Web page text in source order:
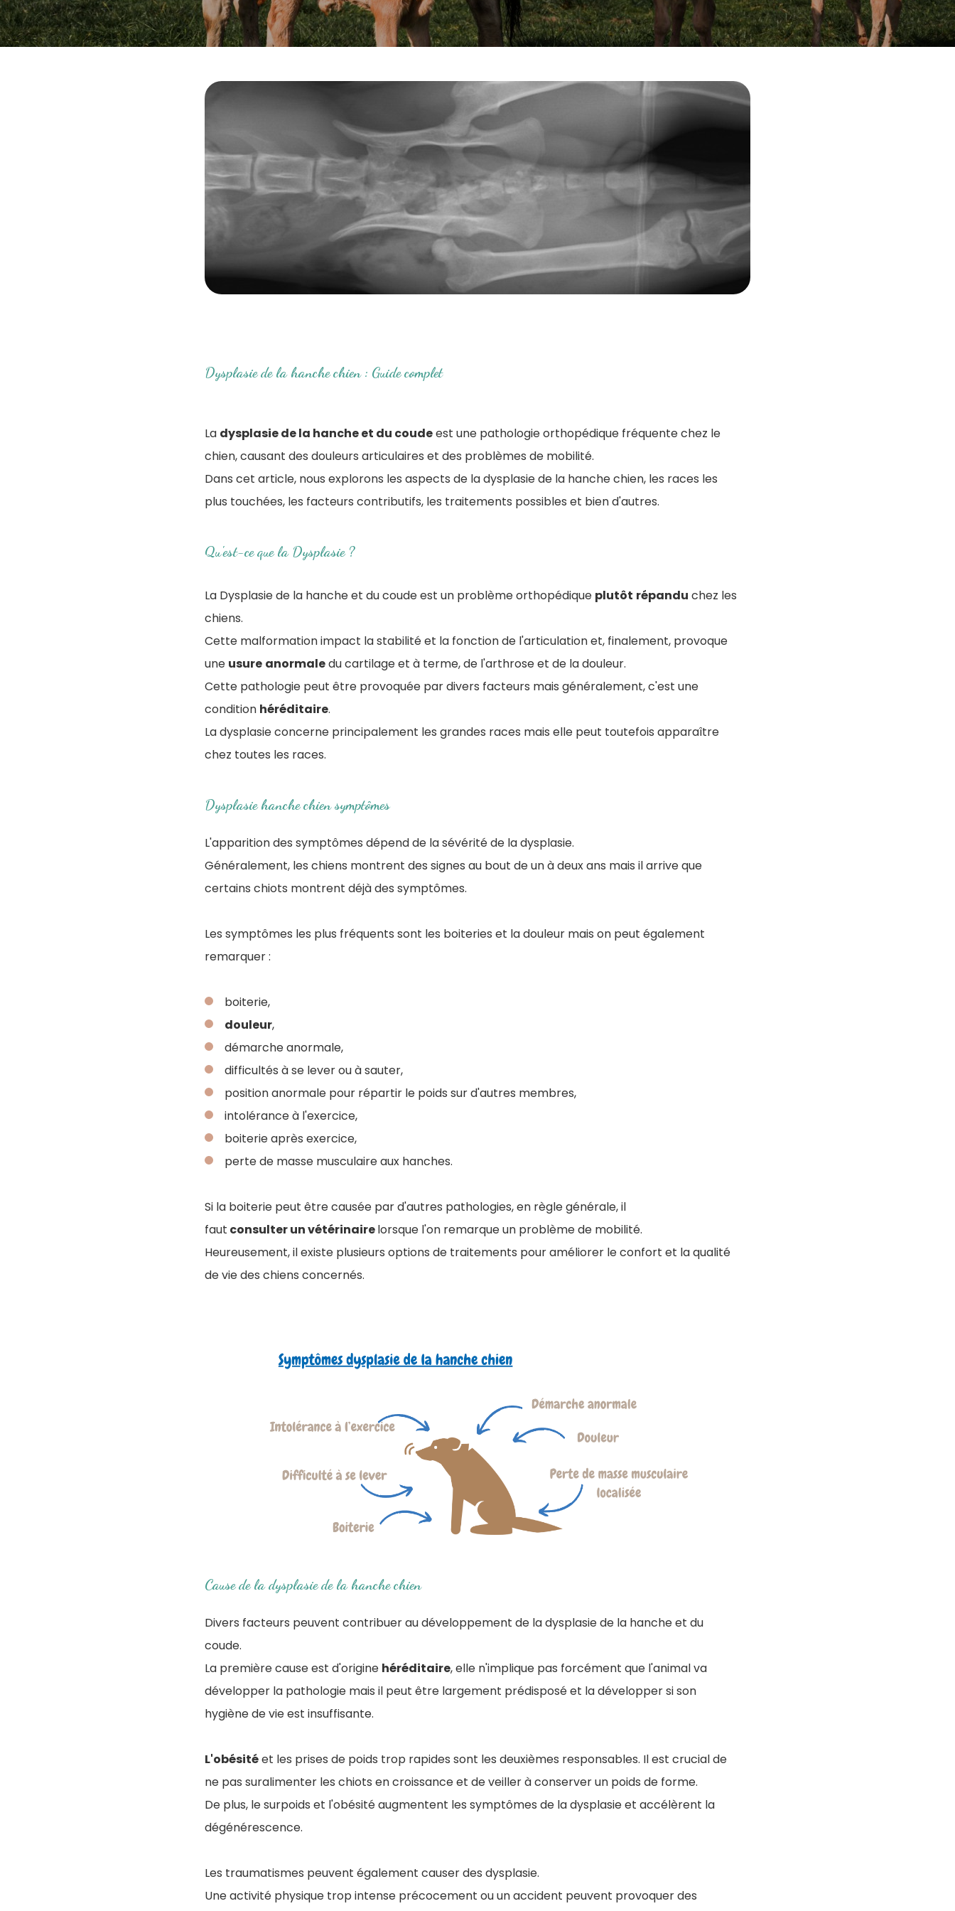
Dysplasie de la hanche chien : Guide complet
La dysplasie de la hanche et du coudeest une pathologie orthopédique fréquente chez le
chien, causant des douleurs articulaires et des problèmes de mobilité.
Dans cet article, nous explorons les aspects de la dysplasie de la hanche chien, les races les
plus touchées, les facteurs contributifs, les traitements possibles et bien d'autres.
Qu'est-ce que la Dysplasie ?
La Dysplasie de la hanche et du coude est un problème orthopédique plutôt répandu chez les
chiens.
Cette malformation impact la stabilité et la fonction de l'articulation et, finalement, provoque
une usure anormaledu cartilage et à terme, de l'arthrose et de la douleur.
Cette pathologie peut être provoquée par divers facteurs mais généralement, c'est une
condition héréditaire.
La dysplasie concerne principalement les grandes races mais elle peut toutefois apparaître
chez toutes les races.
Dysplasie hanche chien symptômes
L'apparition des symptômes dépend de la sévérité de la dysplasie.
Généralement, les chiens montrent des signes au bout de un à deux ans mais il arrive que
certains chiots montrent déjà des symptômes.
Les symptômes les plus fréquents sont les boiteries et la douleur mais on peut également
remarquer :
boiterie,
douleur,
démarche anormale,
difficultés à se lever ou à sauter,
position anormale pour répartir le poids sur d'autres membres,
intolérance à l'exercice,
boiterie après exercice,
perte de masse musculaire aux hanches.
Si la boiterie peut être causée par d'autres pathologies, en règle générale, il
faut consulter un vétérinairelorsque l'on remarque un problème de mobilité.
Heureusement, il existe plusieurs options de traitements pour améliorer le confort et la qualité
de vie des chiens concernés.
Cause de la dysplasie de la hanche chien
Divers facteurs peuvent contribuer au développement de la dysplasie de la hanche et du
coude.
La première cause est d'origine héréditaire, elle n'implique pas forcément que l'animal va
développer la pathologie mais il peut être largement prédisposé et la développer si son
hygiène de vie est insuffisante.
L'obésitéet les prises de poids trop rapides sont les deuxièmes responsables. Il est crucial de
ne pas suralimenter les chiots en croissance et de veiller à conserver un poids de forme.
De plus, le surpoids et l'obésité augmentent les symptômes de la dysplasie et accélèrent la
dégénérescence.
Les traumatismes peuvent également causer des dysplasie.
Une activité physique trop intense précocement ou un accident peuvent provoquer des